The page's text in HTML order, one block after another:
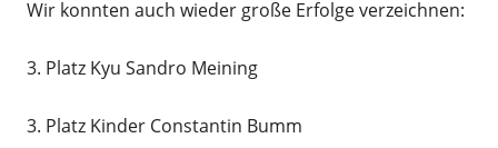
Wir konnten auch wieder große Erfolge verzeichnen:
3. Platz Kyu Sandro Meining
3. Platz Kinder Constantin Bumm